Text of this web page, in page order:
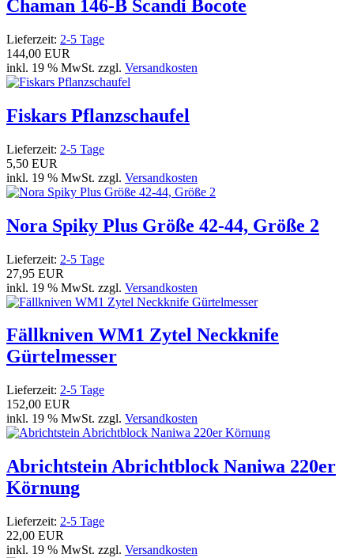
Chaman 146-B Scandi Bocote
Lieferzeit: 2-5 Tage
144,00 EUR
inkl. 19 % MwSt. zzgl. Versandkosten
Fiskars Pflanzschaufel
Lieferzeit: 2-5 Tage
5,50 EUR
inkl. 19 % MwSt. zzgl. Versandkosten
Nora Spiky Plus Größe 42-44, Größe 2
Lieferzeit: 2-5 Tage
27,95 EUR
inkl. 19 % MwSt. zzgl. Versandkosten
Fällkniven WM1 Zytel Neckknife
Gürtelmesser
Lieferzeit: 2-5 Tage
152,00 EUR
inkl. 19 % MwSt. zzgl. Versandkosten
Abrichtstein Abrichtblock Naniwa 220er
Körnung
Lieferzeit: 2-5 Tage
22,00 EUR
inkl. 19 % MwSt. zzgl. Versandkosten